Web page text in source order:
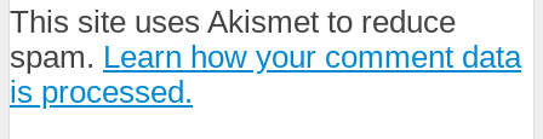
This site uses Akismet to reduce
spam. Learn how your comment data
is processed.